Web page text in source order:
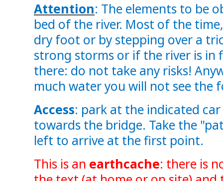
Attention: The elements to be
bed of the river. Most of the
dry foot or by stepping over a
strong storms or if the river is in
there: do not take any risks!
much water you will not see the
Access: park at the indicated
towards the bridge. Take the
left to arrive at the first point.
This is an earthcache: there is